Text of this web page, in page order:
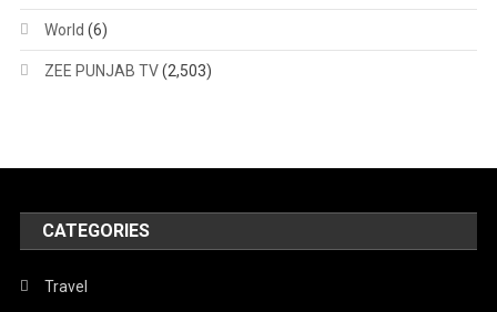
World (6)
ZEE PUNJAB TV(2,503)
CATEGORIES
Travel